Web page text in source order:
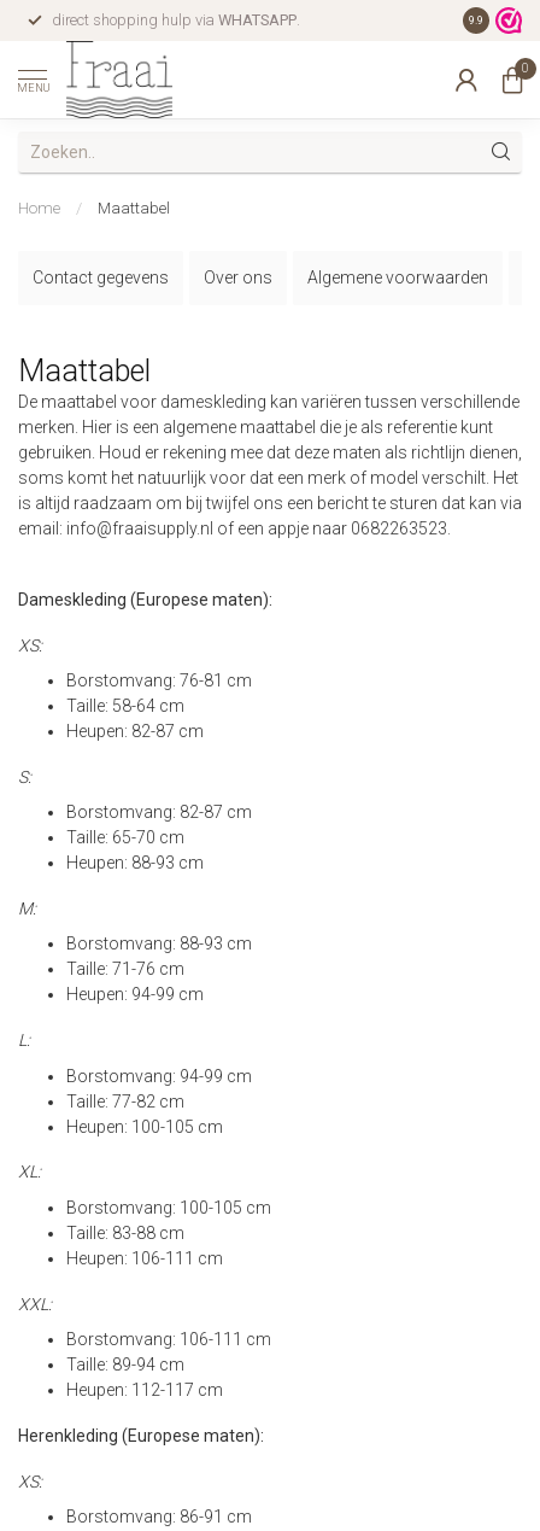
direct shopping hulp via WHATSAPP. gratis
9.9
MENU
0
Home / Maattabel
Contact gegevens Over ons Algemene voorwaarden
Maattabel
De maattabel voor dameskleding kan variëren tussen verschillende
merken. Hier is een algemene maattabel die je als referentie kunt
gebruiken. Houd er rekening mee dat deze maten als richtlijn dienen,
soms komt het natuurlijk voor dat een merk of model verschilt. Het
is altijd raadzaam om bij twijfel ons een bericht te sturen dat kan via
email: info@fraaisupply.nl of een appje naar 0682263523.
Dameskleding (Europese maten):
XS:
Borstomvang: 76-81 cm
Taille: 58-64 cm
Heupen: 82-87 cm
S:
Borstomvang: 82-87 cm
Taille: 65-70 cm
Heupen: 88-93 cm
M:
Borstomvang: 88-93 cm
Taille: 71-76 cm
Heupen: 94-99 cm
L:
Borstomvang: 94-99 cm
Taille: 77-82 cm
Heupen: 100-105 cm
XL:
Borstomvang: 100-105 cm
Taille: 83-88 cm
Heupen: 106-111 cm
XXL:
Borstomvang: 106-111 cm
Taille: 89-94 cm
Heupen: 112-117 cm
Herenkleding (Europese maten):
XS:
Borstomvang: 86-91 cm